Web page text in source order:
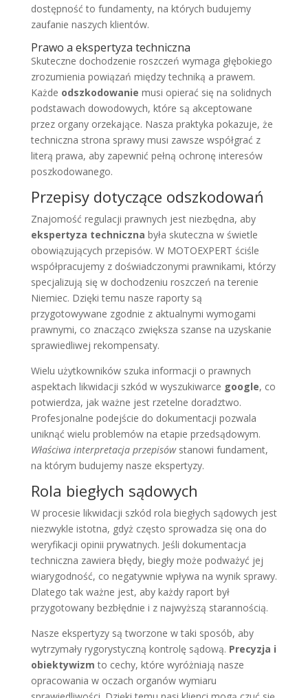
dostępność to fundamenty, na których budujemy
zaufanie naszych klientów.
Prawo a ekspertyza techniczna
Skuteczne dochodzenie roszczeń wymaga głębokiego
zrozumienia powiązań między techniką a prawem.
Każde odszkodowanie musi opierać się na solidnych
podstawach dowodowych, które są akceptowane
przez organy orzekające. Nasza praktyka pokazuje, że
techniczna strona sprawy musi zawsze współgrać z
literą prawa, aby zapewnić pełną ochronę interesów
poszkodowanego.
Przepisy dotyczące odszkodowań
Znajomość regulacji prawnych jest niezbędna, aby
ekspertyza techniczna była skuteczna w świetle
obowiązujących przepisów. W MOTOEXPERT ściśle
współpracujemy z doświadczonymi prawnikami, którzy
specjalizują się w dochodzeniu roszczeń na terenie
Niemiec. Dzięki temu nasze raporty są
przygotowywane zgodnie z aktualnymi wymogami
prawnymi, co znacząco zwiększa szanse na uzyskanie
sprawiedliwej rekompensaty.
Wielu użytkowników szuka informacji o prawnych
aspektach likwidacji szkód w wyszukiwarce google, co
potwierdza, jak ważne jest rzetelne doradztwo.
Profesjonalne podejście do dokumentacji pozwala
uniknąć wielu problemów na etapie przedsądowym.
Właściwa interpretacja przepisówstanowi fundament,
na którym budujemy nasze ekspertyzy.
Rola biegłych sądowych
W procesie likwidacji szkód rola biegłych sądowych jest
niezwykle istotna, gdyż często sprowadza się ona do
weryfikacji opinii prywatnych. Jeśli dokumentacja
techniczna zawiera błędy, biegły może podważyć jej
wiarygodność, co negatywnie wpływa na wynik sprawy.
Dlatego tak ważne jest, aby każdy raport był
przygotowany bezbłędnie i z najwyższą starannością.
Nasze ekspertyzy są tworzone w taki sposób, aby
wytrzymały rygorystyczną kontrolę sądową. Precyzja i
obiektywizm to cechy, które wyróżniają nasze
opracowania w oczach organów wymiaru